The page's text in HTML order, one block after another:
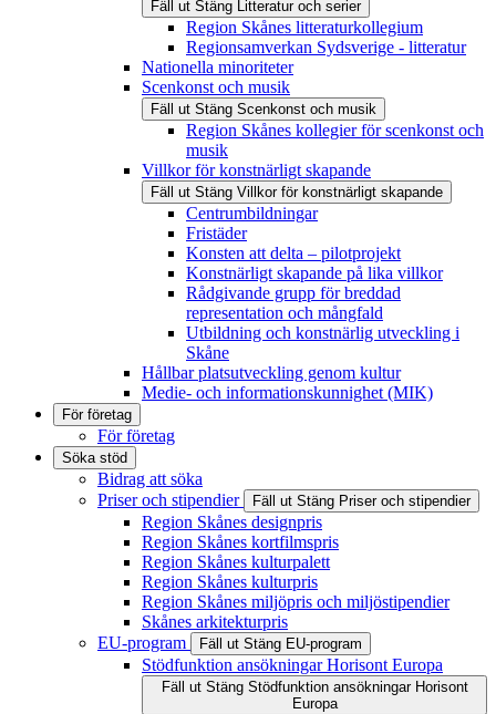
Fäll ut Stäng Litteratur och serier
Region Skånes litteraturkollegium
Regionsamverkan Sydsverige - litteratur
Nationella minoriteter
Scenkonst och musik
Fäll ut Stäng Scenkonst och musik
Region Skånes kollegier för scenkonst och
musik
Villkor för konstnärligt skapande
Fäll ut Stäng Villkor för konstnärligt skapande
Centrumbildningar
Fristäder
Konsten att delta – pilotprojekt
Konstnärligt skapande på lika villkor
Rådgivande grupp för breddad
representation och mångfald
Utbildning och konstnärlig utveckling i
Skåne
Hållbar platsutveckling genom kultur
Medie- och informationskunnighet (MIK)
För företag
För företag
Söka stöd
Bidrag att söka
Priser och stipendier
Fäll ut Stäng Priser och stipendier
Region Skånes designpris
Region Skånes kortfilmspris
Region Skånes kulturpalett
Region Skånes kulturpris
Region Skånes miljöpris och miljöstipendier
Skånes arkitekturpris
EU-program
Fäll ut Stäng EU-program
Stödfunktion ansökningar Horisont Europa
Fäll ut Stäng Stödfunktion ansökningar Horisont
Europa